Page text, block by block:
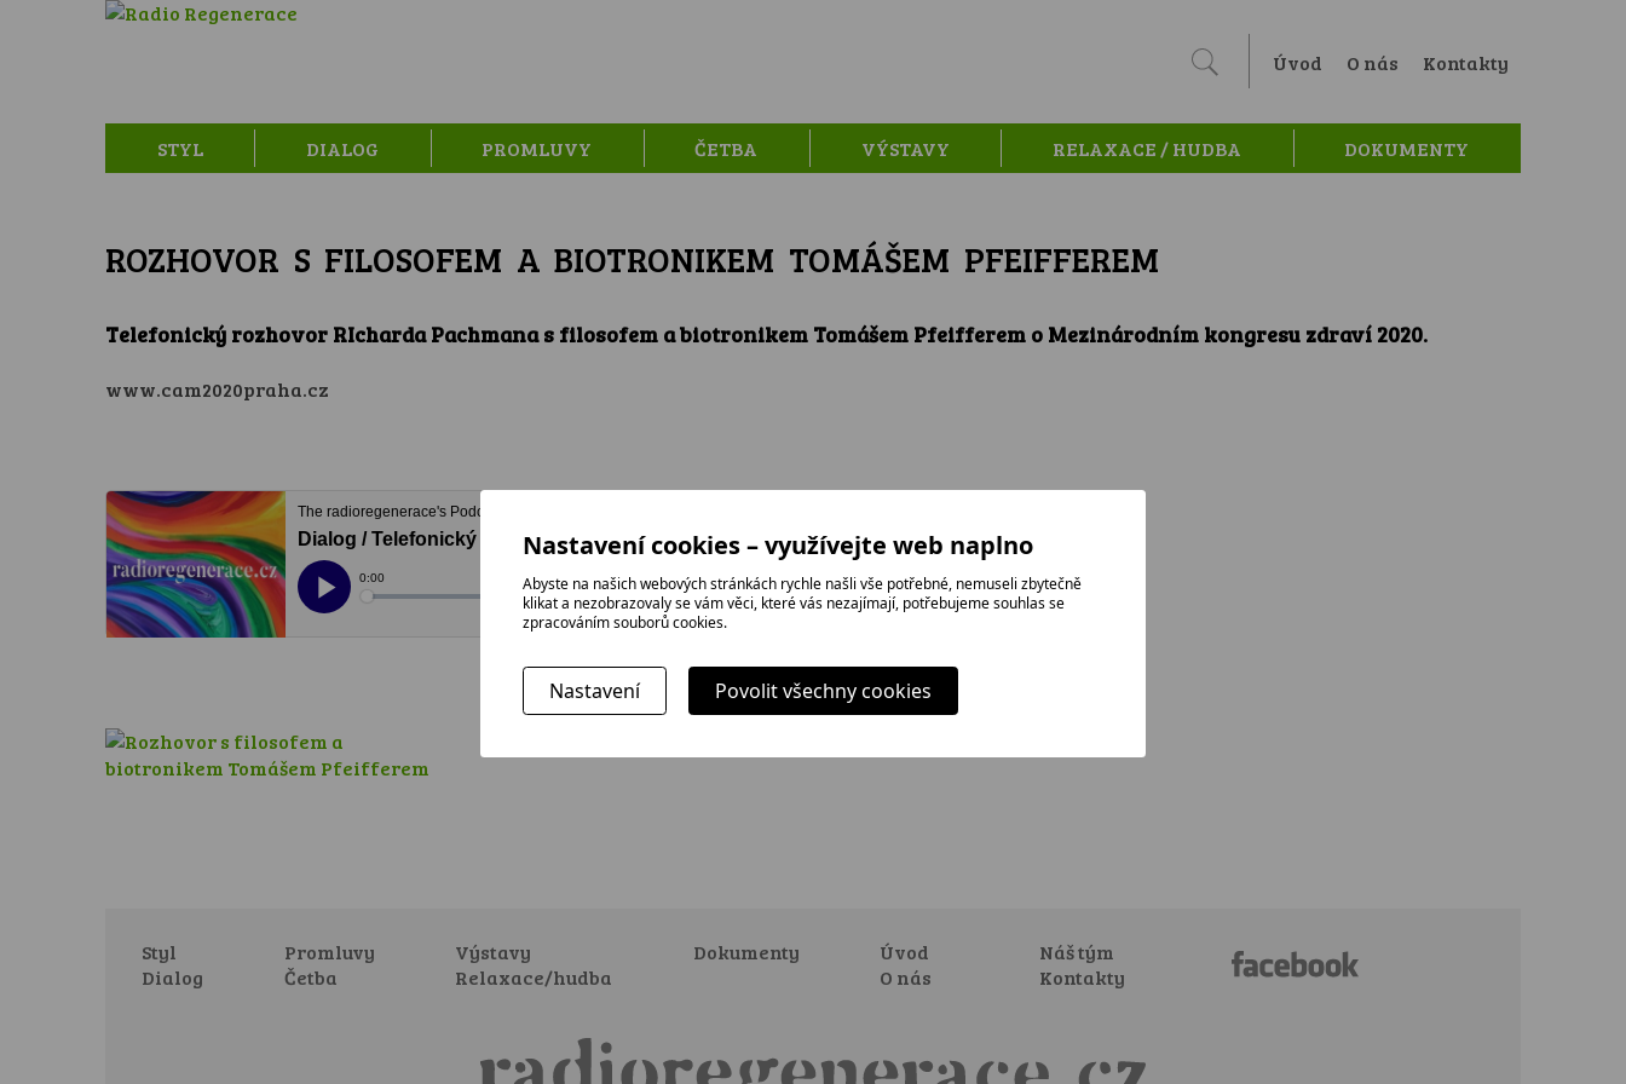
Úvod O nás Kontakty
STYL DIALOG PROMLUVY ČETBA VÝSTAVY RELAXACE / HUDBA DOKUMENTY
ROZHOVOR S FILOSOFEM A BIOTRONIKEM TOMÁŠEM PFEIFFEREM
Telefonický rozhovor RIcharda Pachmana s filosofem a biotronikem Tomášem Pfeifferem o Mezinárodním kongresu zdraví 2020.
www.cam2020praha.cz
Styl
Dialog
Promluvy
Četba
Výstavy
Relaxace/hudba
Dokumenty
Úvod
O nás
Náš tým
Kontakty
Nastavení cookies – využívejte web naplno
Abyste na našich webových stránkách rychle našli vše potřebné, nemuseli zbytečně
klikat a nezobrazovaly se vám věci, které vás nezajímají, potřebujeme souhlas se
zpracováním souborů cookies.
Nastavení Povolit všechny cookies